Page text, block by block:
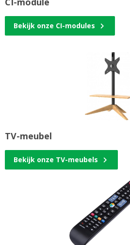
Bekijk onze CI-modules
TV-meubel
Bekijk onze TV-meubels